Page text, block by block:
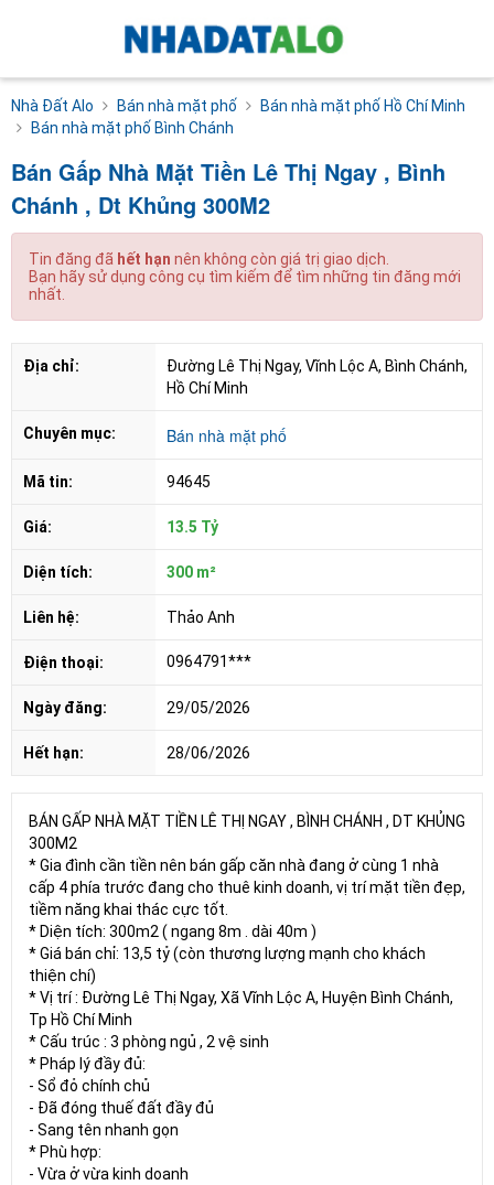
Nhà Đất Alo Bán nhà mặt phố
Bán nhà mặt phố Hồ Chí Minh
Bán nhà mặt phố Bình Chánh
Bán Gấp Nhà Mặt Tiền Lê Thị Ngay , Bình
Chánh , Dt Khủng 300M2
Tin đăng đã hết hạn nên không còn giá trị giao dịch.
Bạn hãy sử dụng công cụ tìm kiếm để tìm những tin đăng mới
nhất.
Địa chỉ:
Đường Lê Thị Ngay, Vĩnh Lộc A, Bình Chánh,
Hồ Chí Minh
Chuyên mục: Bán nhà mặt phố
Mã tin: 94645
Giá: 13.5 Tỷ
Diện tích: 300 m²
Liên hệ: Thảo Anh
Điện thoại: 0964791***
Ngày đăng: 29/05/2026
Hết hạn: 28/06/2026
BÁN GẤP NHÀ MẶT TIỀN LÊ THỊ NGAY , BÌNH CHÁNH , DT KHỦNG
300M2
* Gia đình cần tiền nên bán gấp căn nhà đang ở cùng 1 nhà
cấp 4 phía trước đang cho thuê kinh doanh, vị trí mặt tiền đẹp,
tiềm năng khai thác cực tốt.
* Diện tích: 300m2 ( ngang 8m . dài 40m )
* Giá bán chỉ: 13,5 tỷ (còn thương lượng mạnh cho khách
thiện chí)
* Vị trí : Đường Lê Thị Ngay, Xã Vĩnh Lộc A, Huyện Bình Chánh,
Tp Hồ Chí Minh
* Cấu trúc : 3 phòng ngủ , 2 vệ sinh
* Pháp lý đầy đủ:
- Sổ đỏ chính chủ
- Đã đóng thuế đất đầy đủ
- Sang tên nhanh gọn
* Phù hợp:
- Vừa ở vừa kinh doanh